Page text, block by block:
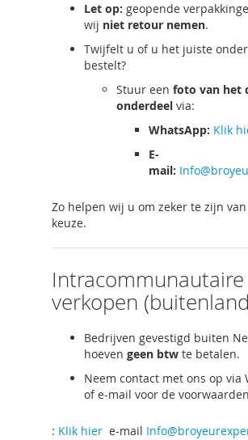
Let op: geopende
wij niet retour nemen.
Twijfelt u of u het juiste
bestelt?
Stuur een foto van het
onderdeel via:
WhatsApp: Klik
E-
mail:
Zo helpen wij u om zeker te zijn
keuze.
Intracommunautaire
verkopen
Bedrijven gevestigd buiten
hoeven geen btw te betalen.
Neem contact met ons op via
of e-mail voor de
: Klik hier e-mail